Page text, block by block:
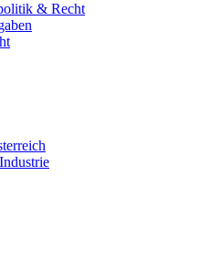
& Recht